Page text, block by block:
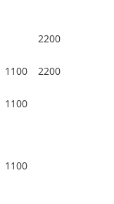
2200
1100
2200
1100
1100